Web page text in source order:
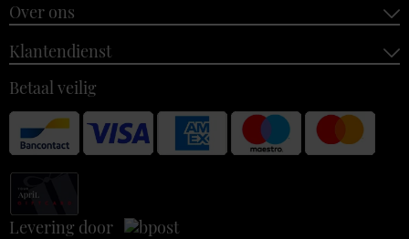
Over ons
Klantendienst
Betaal veilig
Levering door